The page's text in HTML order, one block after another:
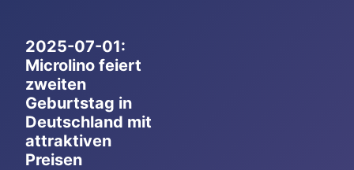
2025-07-01:
Microlino feiert
zweiten
Geburtstag in
Deutschland mit
attraktiven
Preisen